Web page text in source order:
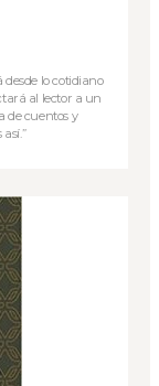
lo cotidiano
al lector a un
de cuentos y